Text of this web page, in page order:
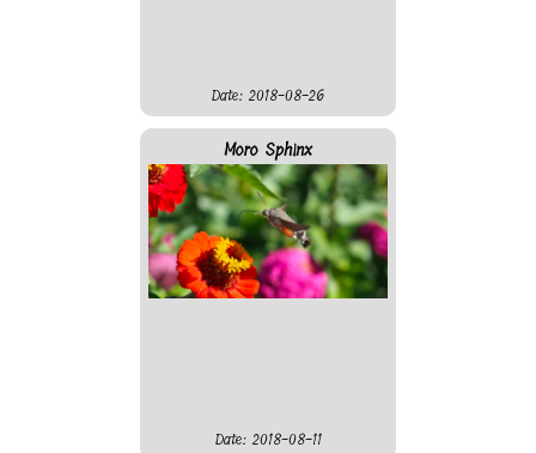
Date: 2018-08-26
Moro Sphinx
Date: 2018-08-11